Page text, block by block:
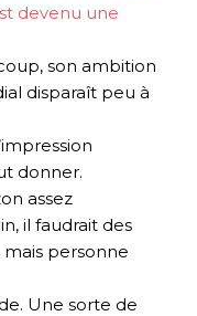
devenu une
son ambition
disparaît peu à
donner.
assez
il faudrait des
personne
Une sorte de